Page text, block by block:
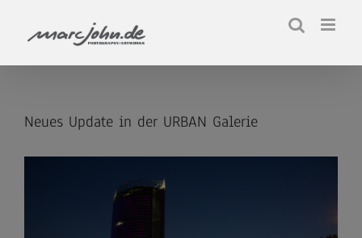
springen
Neues Update in der URBAN Galerie